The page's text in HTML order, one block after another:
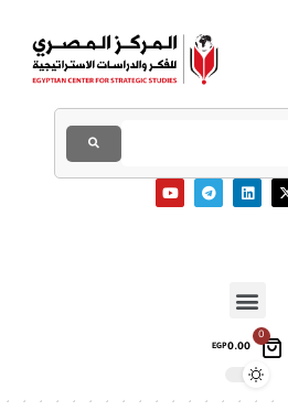
0
EGP0.00